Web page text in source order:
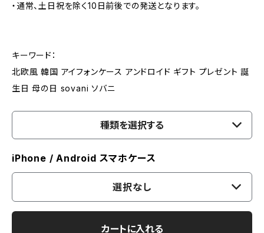
・通常、土日祝を除く10日前後での発送となります。
キーワード：
北欧風 韓国 アイフォンケース アンドロイド ギフト プレゼント 誕
生日 母の日 sovani ソバニ
種類を選択する
iPhone / Android スマホケース
選択なし
カートに入れる